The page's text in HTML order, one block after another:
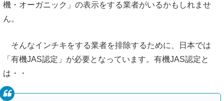
機・オーガニック」の表示をする業者がいるかもしれませ
ん。
そんなインチキをする業者を排除するために、日本では
「有機JAS認定」が必要となっています。有機JAS認定と
は・・